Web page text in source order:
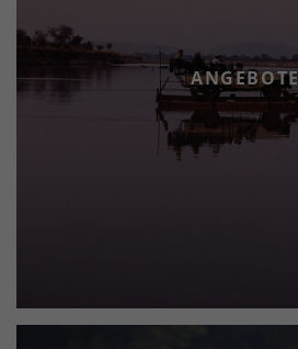
ANGEBOTE